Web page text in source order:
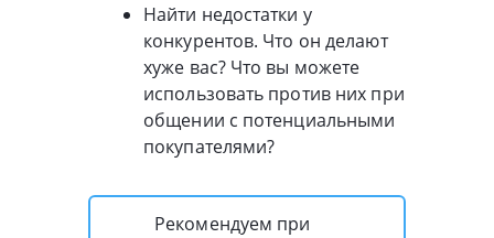
Найти недостатки у
конкурентов. Что он делают
хуже вас? Что вы можете
использовать против них при
общении с потенциальными
покупателями?
Рекомендуем при